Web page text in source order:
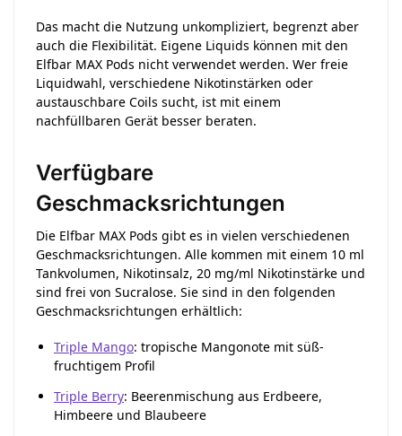
Das macht die Nutzung unkompliziert, begrenzt aber
auch die Flexibilität. Eigene Liquids können mit den
Elfbar MAX Pods nicht verwendet werden. Wer freie
Liquidwahl, verschiedene Nikotinstärken oder
austauschbare Coils sucht, ist mit einem
nachfüllbaren Gerät besser beraten.
Verfügbare
Geschmacksrichtungen
Die Elfbar MAX Pods gibt es in vielen verschiedenen
Geschmacksrichtungen. Alle kommen mit einem 10 ml
Tankvolumen, Nikotinsalz, 20 mg/ml Nikotinstärke und
sind frei von Sucralose. Sie sind in den folgenden
Geschmacksrichtungen erhältlich:
Triple Mango: tropische Mangonote mit süß-
fruchtigem Profil
Triple Berry: Beerenmischung aus Erdbeere,
Himbeere und Blaubeere